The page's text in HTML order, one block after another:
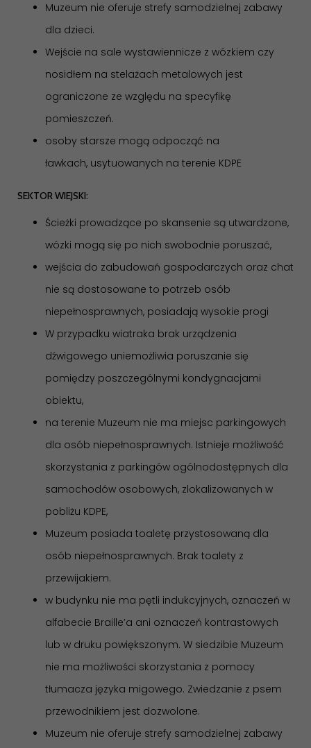
Muzeum nie oferuje strefy samodzielnej zabawy
dla dzieci.
Wejście na sale wystawiennicze z wózkiem czy
nosidłem na stelażach metalowych jest
ograniczone ze względu na specyfikę
pomieszczeń.
osoby starsze mogą odpocząć na
ławkach, usytuowanych na terenie KDPE
SEKTOR WIEJSKI:
Ścieżki prowadzące po skansenie są utwardzone,
wózki mogą się po nich swobodnie poruszać,
wejścia do zabudowań gospodarczych oraz chat
nie są dostosowane to potrzeb osób
niepełnosprawnych, posiadają wysokie progi
W przypadku wiatraka brak urządzenia
dźwigowego uniemożliwia poruszanie się
pomiędzy poszczególnymi kondygnacjami
obiektu,
na terenie Muzeum nie ma miejsc parkingowych
dla osób niepełnosprawnych. Istnieje możliwość
skorzystania z parkingów ogólnodostępnych dla
samochodów osobowych, zlokalizowanych w
pobliżu KDPE,
Muzeum posiada toaletę przystosowaną dla
osób niepełnosprawnych. Brak toalety z
przewijakiem.
w budynku nie ma pętli indukcyjnych, oznaczeń w
alfabecie Braille’a ani oznaczeń kontrastowych
lub w druku powiększonym. W siedzibie Muzeum
nie ma możliwości skorzystania z pomocy
tłumacza języka migowego. Zwiedzanie z psem
przewodnikiem jest dozwolone.
Muzeum nie oferuje strefy samodzielnej zabawy